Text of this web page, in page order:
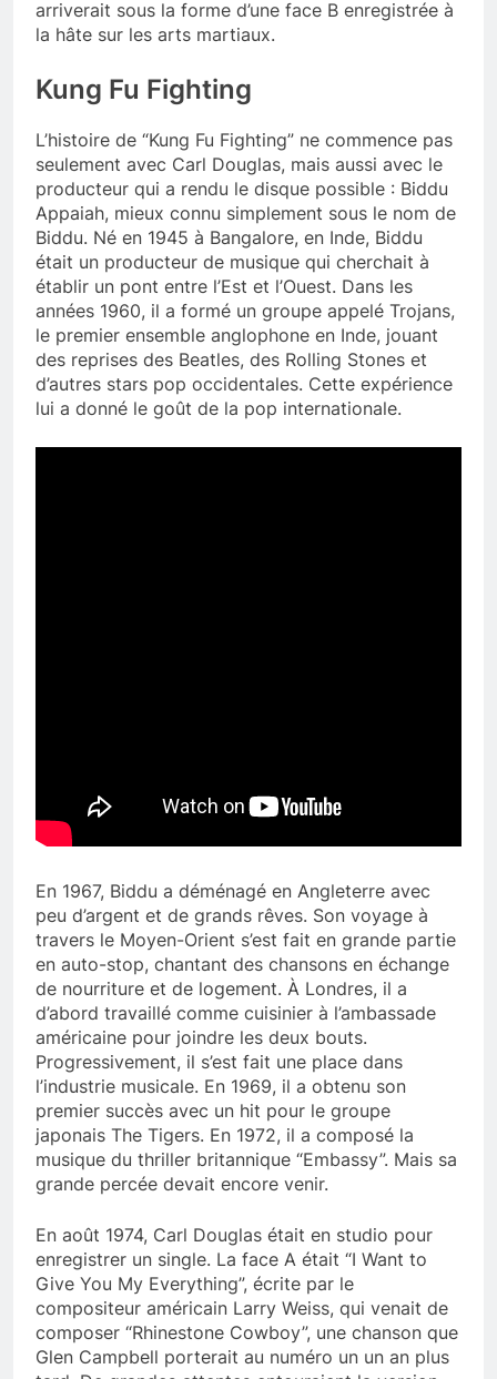
arriverait sous la forme d’une face B enregistrée à
la hâte sur les arts martiaux.
Kung Fu Fighting
L’histoire de “Kung Fu Fighting” ne commence pas
seulement avec Carl Douglas, mais aussi avec le
producteur qui a rendu le disque possible : Biddu
Appaiah, mieux connu simplement sous le nom de
Biddu. Né en 1945 à Bangalore, en Inde, Biddu
était un producteur de musique qui cherchait à
établir un pont entre l’Est et l’Ouest. Dans les
années 1960, il a formé un groupe appelé Trojans,
le premier ensemble anglophone en Inde, jouant
des reprises des Beatles, des Rolling Stones et
d’autres stars pop occidentales. Cette expérience
lui a donné le goût de la pop internationale.
En 1967, Biddu a déménagé en Angleterre avec
peu d’argent et de grands rêves. Son voyage à
travers le Moyen-Orient s’est fait en grande partie
en auto-stop, chantant des chansons en échange
de nourriture et de logement. À Londres, il a
d’abord travaillé comme cuisinier à l’ambassade
américaine pour joindre les deux bouts.
Progressivement, il s’est fait une place dans
l’industrie musicale. En 1969, il a obtenu son
premier succès avec un hit pour le groupe
japonais The Tigers. En 1972, il a composé la
musique du thriller britannique “Embassy”. Mais sa
grande percée devait encore venir.
En août 1974, Carl Douglas était en studio pour
enregistrer un single. La face A était “I Want to
Give You My Everything”, écrite par le
compositeur américain Larry Weiss, qui venait de
composer “Rhinestone Cowboy”, une chanson que
Glen Campbell porterait au numéro un un an plus